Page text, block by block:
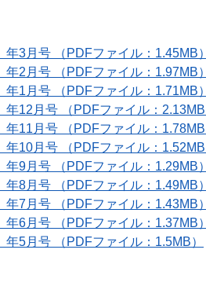
年3月号 （PDFファイル：1.45MB）
年2月号 （PDFファイル：1.97MB）
年1月号 （PDFファイル：1.71MB）
年12月号 （PDFファイル：2.13MB
年11月号 （PDFファイル：1.78MB
年10月号 （PDFファイル：1.52MB
年9月号 （PDFファイル：1.29MB）
年8月号 （PDFファイル：1.49MB）
年7月号 （PDFファイル：1.43MB）
年6月号 （PDFファイル：1.37MB）
年5月号 （PDFファイル：1.5MB）